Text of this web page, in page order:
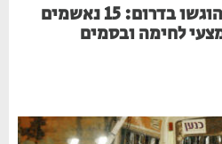
כתבי אישום חמורים הוגשו בדרום: 15 נאשמים
לחימה ובסמים